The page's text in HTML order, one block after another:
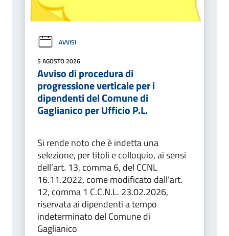
AVVISI
5 AGOSTO 2026
Avviso di procedura di
progressione verticale per i
dipendenti del Comune di
Gaglianico per Ufficio P.L.
Si rende noto che è indetta una
selezione, per titoli e colloquio, ai sensi
dell’art. 13, comma 6, del CCNL
16.11.2022, come modificato dall’art.
12, comma 1 C.C.N.L. 23.02.2026,
riservata ai dipendenti a tempo
indeterminato del Comune di
Gaglianico